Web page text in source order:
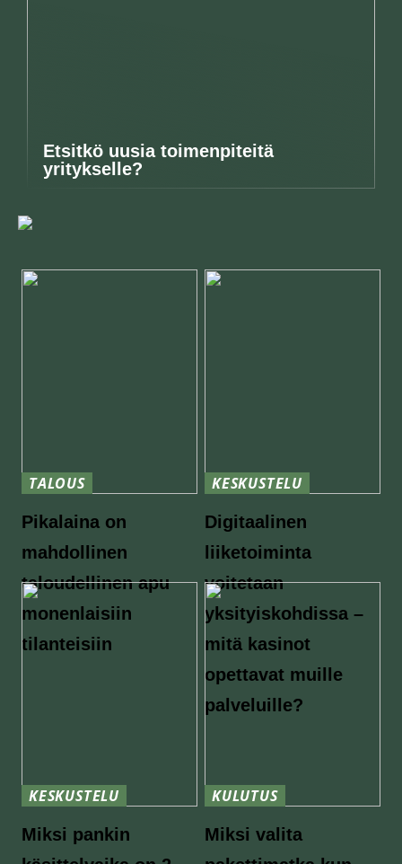
Etsitkö uusia toimenpiteitä
yritykselle?
TALOUS
Pikalaina on
mahdollinen
taloudellinen apu
monenlaisiin
tilanteisiin
KESKUSTELU
Digitaalinen
liiketoiminta
voitetaan
yksityiskohdissa –
mitä kasinot
opettavat muille
palveluille?
KESKUSTELU
Miksi pankin
KULUTUS
Miksi valita